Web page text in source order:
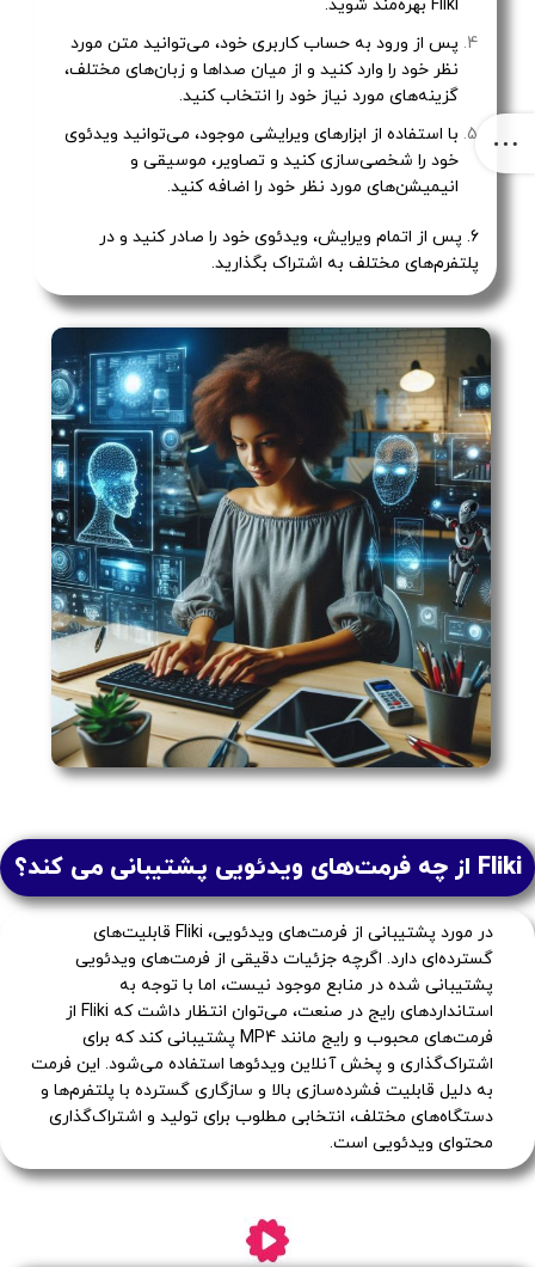
Fliki بهره‌مند شوید.
پس از ورود به حساب کاربری خود، می‌توانید متن مورد
نظر خود را وارد کنید و از میان صداها و زبان‌های مختلف،
گزینه‌های مورد نیاز خود را انتخاب کنید.
با استفاده از ابزارهای ویرایشی موجود، می‌توانید ویدئوی
خود را شخصی‌سازی کنید و تصاویر، موسیقی و
انیمیشن‌های مورد نظر خود را اضافه کنید.
6. پس از اتمام ویرایش، ویدئوی خود را صادر کنید و در
پلتفرم‌های مختلف به اشتراک بگذارید.
Fliki از چه فرمت‌های ویدئویی پشتیبانی می کند؟
در مورد پشتیبانی از فرمت‌های ویدئویی، Fliki قابلیت‌های
گسترده‌ای دارد. اگرچه جزئیات دقیقی از فرمت‌های ویدئویی
پشتیبانی شده در منابع موجود نیست، اما با توجه به
استانداردهای رایج در صنعت، می‌توان انتظار داشت که Fliki از
فرمت‌های محبوب و رایج مانند MP4 پشتیبانی کند که برای
اشتراک‌گذاری و پخش آنلاین ویدئوها استفاده می‌شود. این فرمت
به دلیل قابلیت فشرده‌سازی بالا و سازگاری گسترده با پلتفرم‌ها و
دستگاه‌های مختلف، انتخابی مطلوب برای تولید و اشتراک‌گذاری
محتوای ویدئویی است.